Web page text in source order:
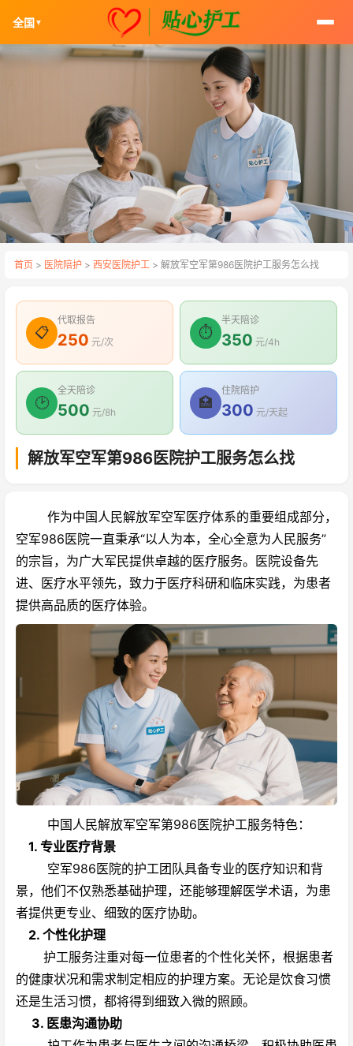
全国 ▼
首页 > 医院陪护 > 西安医院护工 > 解放军空军第986医院护工服务怎么找
📋
代取报告
250 元/次
⏱
半天陪诊
350 元/4h
🕑
全天陪诊
500 元/8h
🏥
住院陪护
300 元/天起
解放军空军第986医院护工服务怎么找
作为中国人民解放军空军医疗体系的重要组成部分，
空军986医院一直秉承“以人为本，全心全意为人民服务”
的宗旨，为广大军民提供卓越的医疗服务。医院设备先
进、医疗水平领先，致力于医疗科研和临床实践，为患者
提供高品质的医疗体验。
中国人民解放军空军第986医院护工服务特色：
1. 专业医疗背景
空军986医院的护工团队具备专业的医疗知识和背
景，他们不仅熟悉基础护理，还能够理解医学术语，为患
者提供更专业、细致的医疗协助。
2. 个性化护理
护工服务注重对每一位患者的个性化关怀，根据患者
的健康状况和需求制定相应的护理方案。无论是饮食习惯
还是生活习惯，都将得到细致入微的照顾。
3. 医患沟通协助